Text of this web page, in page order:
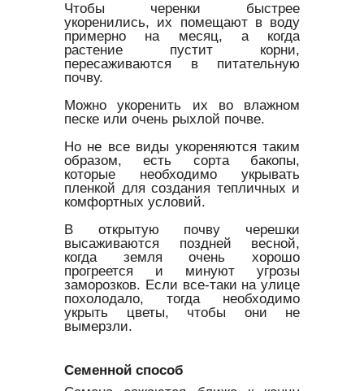
Чтобы черенки быстрее
укоренились, их помещают в воду
примерно на месяц, а когда
растение пустит корни,
пересаживаются в питательную
почву.
Можно укоренить их во влажном
песке или очень рыхлой почве.
Но не все виды укореняются таким
образом, есть сорта бакопы,
которые необходимо укрывать
пленкой для создания тепличных и
комфортных условий.
В открытую почву черешки
высаживаются поздней весной,
когда земля очень хорошо
прогреется и минуют угрозы
заморозков. Если все-таки на улице
похолодало, тогда необходимо
укрыть цветы, чтобы они не
вымерзли.
Семенной способ